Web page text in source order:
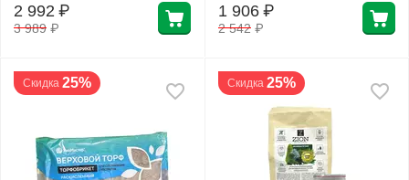
3 989 ₽
2 992 ₽
2 542 ₽
1 906 ₽
Скидка 25% Скидка 25%